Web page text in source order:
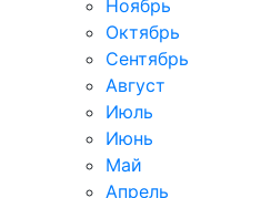
Ноябрь
Октябрь
Сентябрь
Август
Июль
Июнь
Май
Апрель